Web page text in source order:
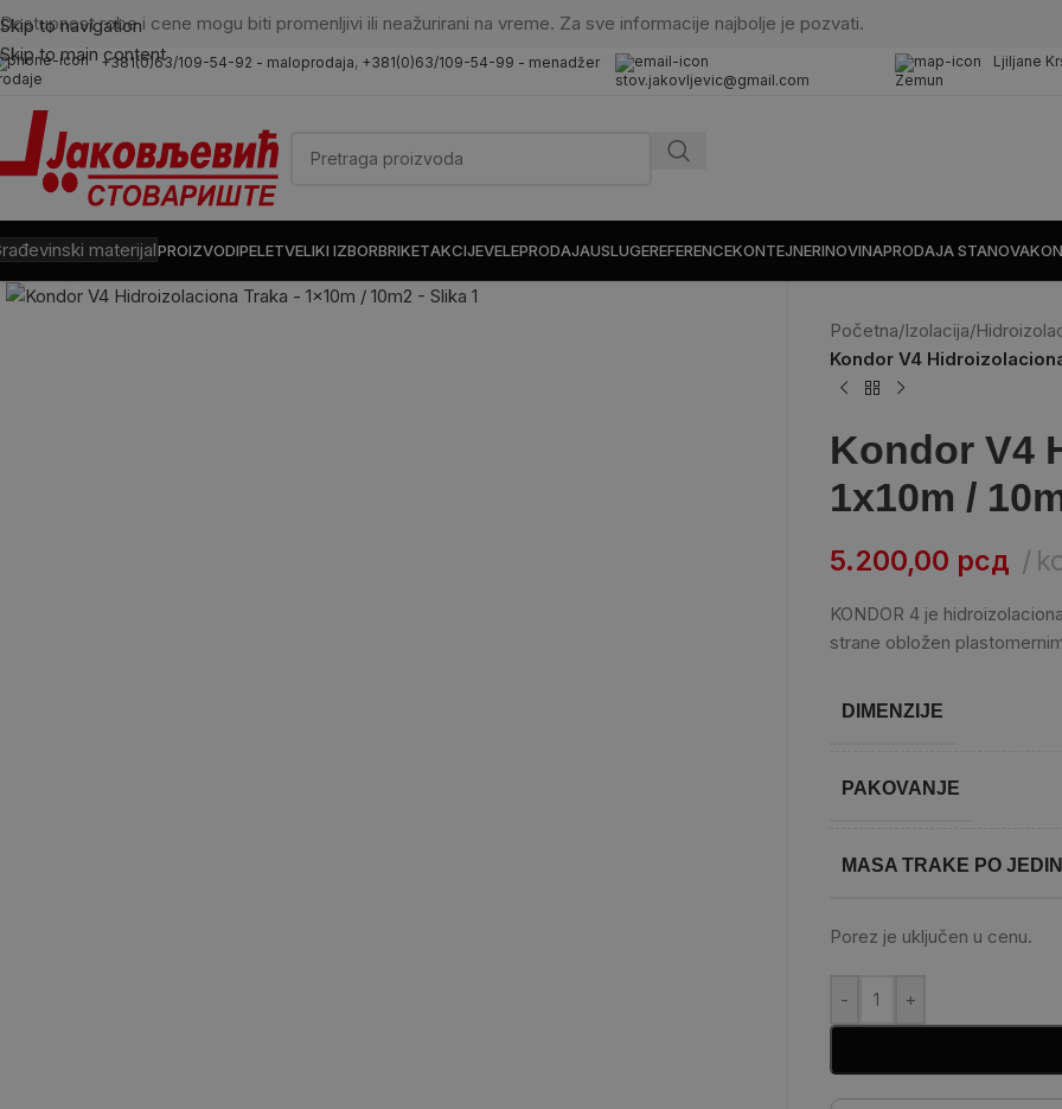
Skip to navigation
Skip to main content
Dostupnost robe i cene mogu biti promenljivi ili neažurirani na vreme. Za sve informacije najbolje je pozvati.
+381(0)63/109-54-92 - maloprodaja, +381(0)63/109-54-99 - menadžer
stov.jakovljevic@gmail.com
Ljiljane
Zemun
materijalPROIZVODIPELETVELIKI IZBORBRIKETAKCIJEVELEPRODAJAUSLUGEREFERENCEKONTEJNERINOVINAPRODAJA STANOVA
Kliknite da uvećate
Početna/Izolacija/
Kondor V4
Kondor V4
1x10m /
5.200,00 рсд
KONDOR 4 je
strane obložen
DIMENZIJE
PAKOVANJE
MASA TRAKE PO
Porez je uključen u cenu.
- +